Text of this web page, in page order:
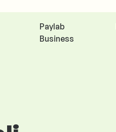
Paylab
Business